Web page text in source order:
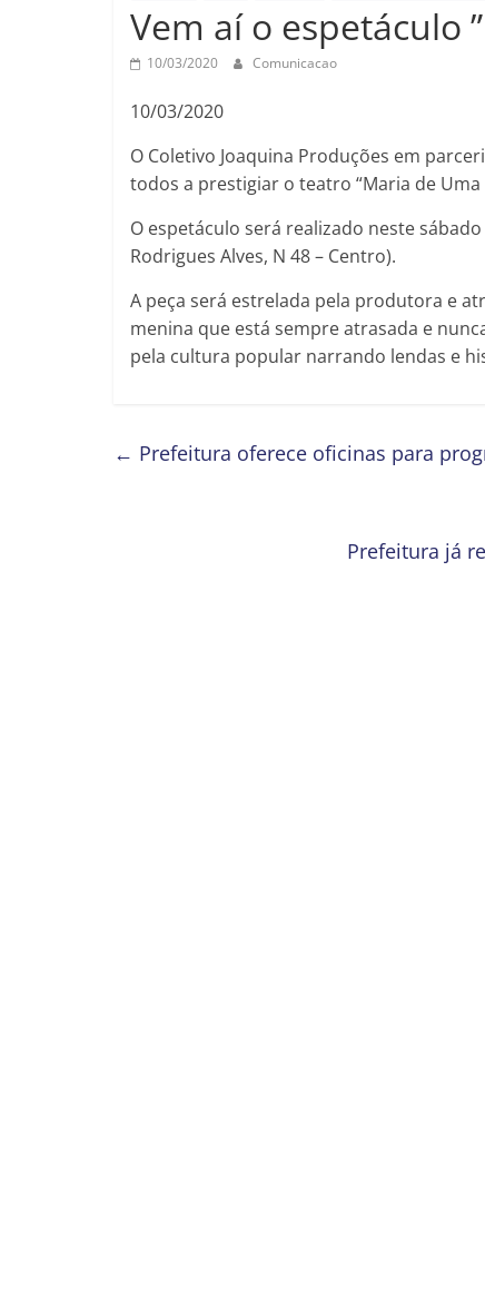
Vem aí o espetáculo
10/03/2020 Comunicacao
10/03/2020
O Coletivo Joaquina Produções em
todos a prestigiar o teatro “Maria de Uma
O espetáculo será realizado neste
Rodrigues Alves, N 48 – Centro).
A peça será estrelada pela produtora e
menina que está sempre atrasada e
pela cultura popular narrando lendas e
← Prefeitura oferece oficinas para
Prefeitura já